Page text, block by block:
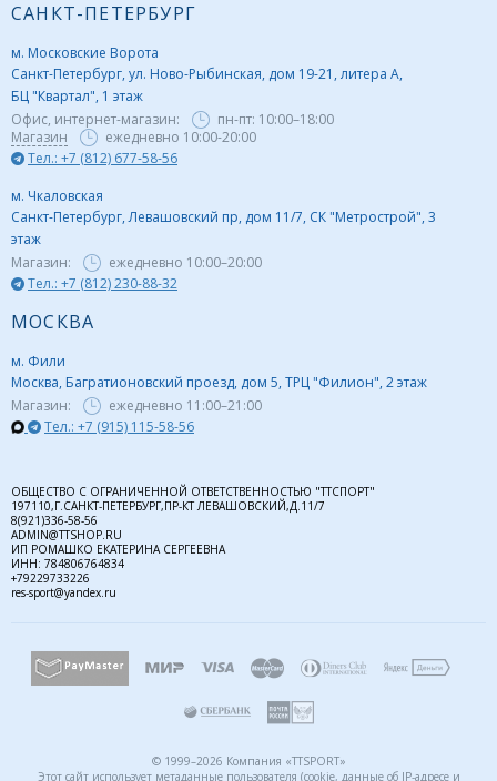
САНКТ-ПЕТЕРБУРГ
м. Московские Ворота
Санкт-Петербург, ул. Ново-Рыбинская, дом 19-21, литера А,
БЦ "Квартал", 1 этаж
Офис, интернет-магазин:
пн-пт: 10:00–18:00
Магазин
ежедневно 10:00-20:00
Тел.: +7 (812) 677-58-56
м. Чкаловская
Санкт-Петербург, Левашовский пр, дом 11/7, СК "Метрострой", 3
этаж
Магазин:
ежедневно 10:00–20:00
Тел.: +7 (812) 230-88-32
МОСКВА
м. Фили
Москва, Багратионовский проезд, дом 5, ТРЦ "Филион", 2 этаж
Магазин:
ежедневно 11:00–21:00
Тел.: +7 (915) 115-58-56
ОБЩЕСТВО С ОГРАНИЧЕННОЙ ОТВЕТСТВЕННОСТЬЮ "ТТСПОРТ"
197110,Г.САНКТ-ПЕТЕРБУРГ,ПР-КТ ЛЕВАШОВСКИЙ,Д.11/7
8(921)336-58-56
ADMIN@TTSHOP.RU
ИП РОМАШКО ЕКАТЕРИНА СЕРГЕЕВНА
ИНН: 784806764834
+79229733226
res-sport@yandex.ru
© 1999–2026 Компания «TTSPORT»
Этот сайт использует метаданные пользователя (cookie, данные об IP-адресе и